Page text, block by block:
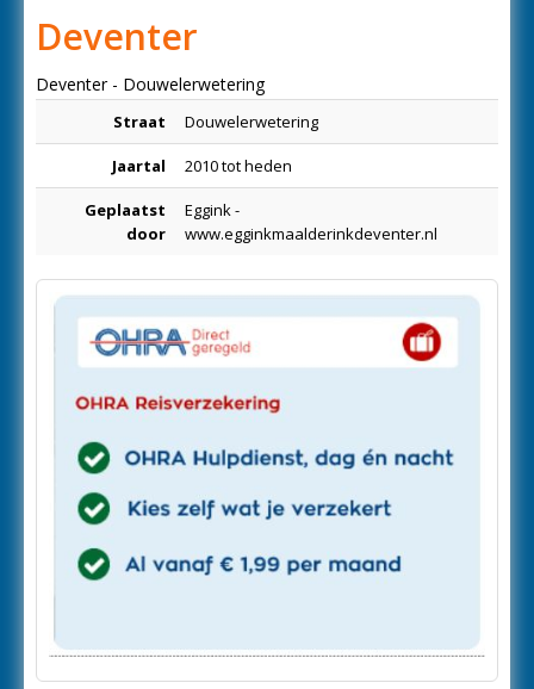
Deventer
Deventer - Douwelerwetering
Straat Douwelerwetering
Jaartal 2010 tot heden
Geplaatst
door
Eggink -
www.egginkmaalderinkdeventer.nl